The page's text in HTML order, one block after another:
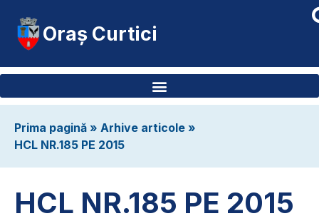
Oraș Curtici
Prima pagină » Arhive articole »
HCL NR.185 PE 2015
HCL NR.185 PE 2015